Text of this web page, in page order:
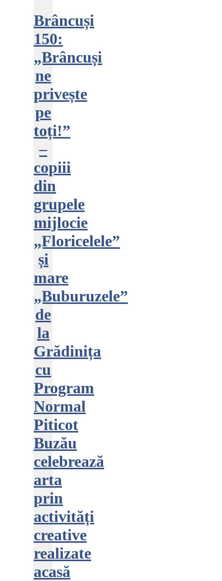
Brâncuși
150:
„Brâncuși
ne
privește
pe
toți!”
–
copiii
din
grupele
mijlocie
„Floricelele”
și
mare
„Buburuzele”
de
la
Grădinița
cu
Program
Normal
Piticot
Buzău
celebrează
arta
prin
activități
creative
realizate
acasă